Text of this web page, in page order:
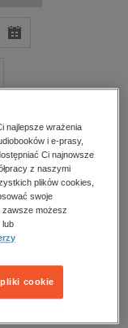
najlepsze wrażenia
i e-prasy,
Ci najnowsze
z naszymi
plików cookies,
swoje
zawsze możesz
lub
cookie